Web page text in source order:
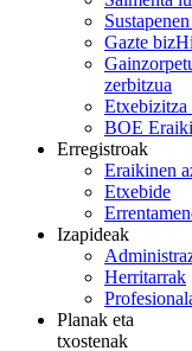
Gazte
zerbitzua
Etxebizitza
BOE
Erregistroak
Eraikinen
Etxebide
Izapideak
Herritarrak
Planak eta
txostenak